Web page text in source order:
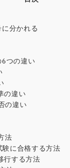
分かれる
6つの違い
の違い
の違い
法
験に合格する方法
行する方法